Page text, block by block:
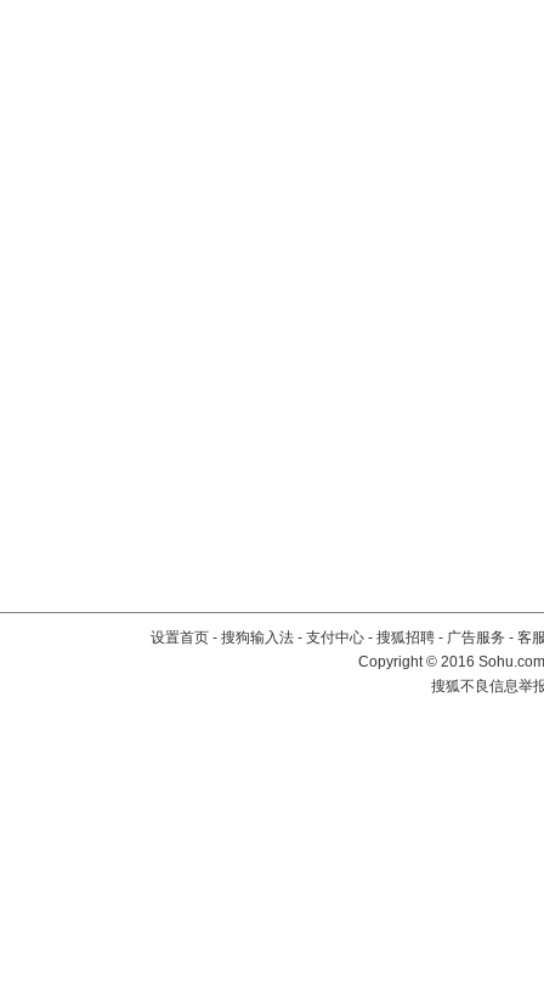
设置首页 - 搜狗输入法 - 支付中心 - 搜狐招聘 - 广告服务 - 客
Copyright©2016
搜狐不良信息举